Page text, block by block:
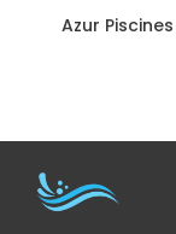
Azur